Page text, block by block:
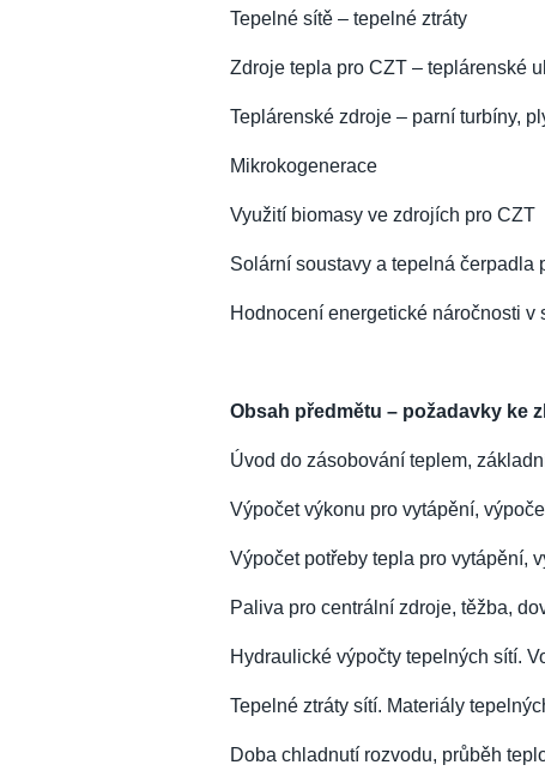
Tepelné sítě – tepelné ztráty
Zdroje tepla pro CZT – teplárenské
Teplárenské zdroje – parní turbíny,
Mikrokogenerace
Využití biomasy ve zdrojích pro CZT
Solární soustavy a tepelná čerpadla
Hodnocení energetické náročnosti v
Obsah předmětu – požadavky ke
Úvod do zásobování teplem,
Výpočet výkonu pro vytápění,
Výpočet potřeby tepla pro vytápění,
Paliva pro centrální zdroje, těžba,
Hydraulické výpočty tepelných sítí.
Tepelné ztráty sítí. Materiály
Doba chladnutí rozvodu, průběh